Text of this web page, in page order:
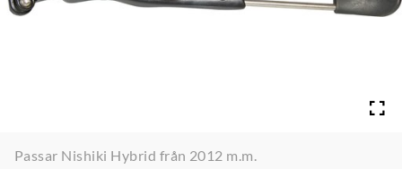
Passar Nishiki Hybrid från 2012 m.m.